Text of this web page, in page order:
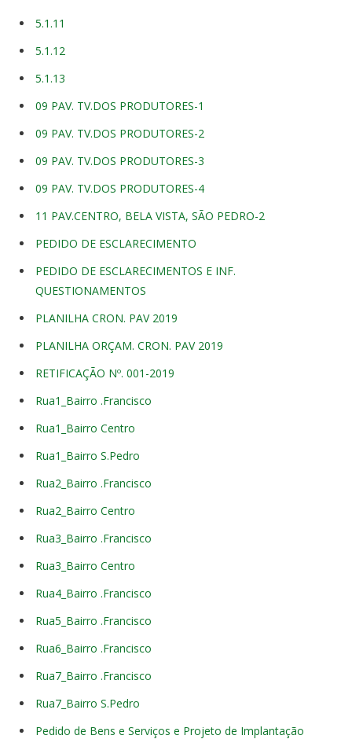
5.1.11
5.1.12
5.1.13
09 PAV. TV.DOS PRODUTORES-1
09 PAV. TV.DOS PRODUTORES-2
09 PAV. TV.DOS PRODUTORES-3
09 PAV. TV.DOS PRODUTORES-4
11 PAV.CENTRO, BELA VISTA, SÃO PEDRO-2
PEDIDO DE ESCLARECIMENTO
PEDIDO DE ESCLARECIMENTOS E INF.
QUESTIONAMENTOS
PLANILHA CRON. PAV 2019
PLANILHA ORÇAM. CRON. PAV 2019
RETIFICAÇÃO Nº. 001-2019
Rua1_Bairro .Francisco
Rua1_Bairro Centro
Rua1_Bairro S.Pedro
Rua2_Bairro .Francisco
Rua2_Bairro Centro
Rua3_Bairro .Francisco
Rua3_Bairro Centro
Rua4_Bairro .Francisco
Rua5_Bairro .Francisco
Rua6_Bairro .Francisco
Rua7_Bairro .Francisco
Rua7_Bairro S.Pedro
Pedido de Bens e Serviços e Projeto de Implantação